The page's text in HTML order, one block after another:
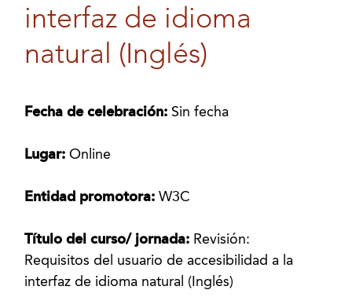
interfaz de idioma
natural (Inglés)
Fecha de celebración: Sin fecha
Lugar:Online
Entidad promotora:W3C
Título del curso/ jornada: Revisión:
Requisitos del usuario de accesibilidad a la
interfaz de idioma natural (Inglés)